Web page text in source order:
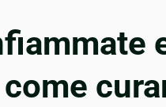
come